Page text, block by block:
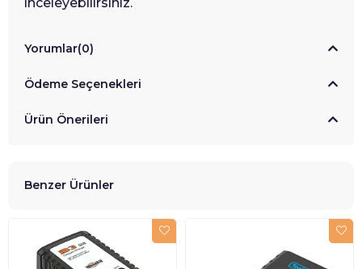
Yorumlar(0)
Ödeme Seçenekleri
Ürün Önerileri
Benzer Ürünler